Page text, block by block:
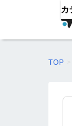
カ
TOP